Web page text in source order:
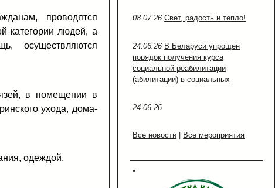
проводятся
категории людей, а
осуществляются
в помещении в
ухода, дома-
одеждой.
08.07.26Свет, радость и тепло!
24.06.26 В Беларуси упрощен
порядок получения курса
социальной реабилитации
(абилитации) в социальных
24.06.26
Все новости Все мероприятия
-